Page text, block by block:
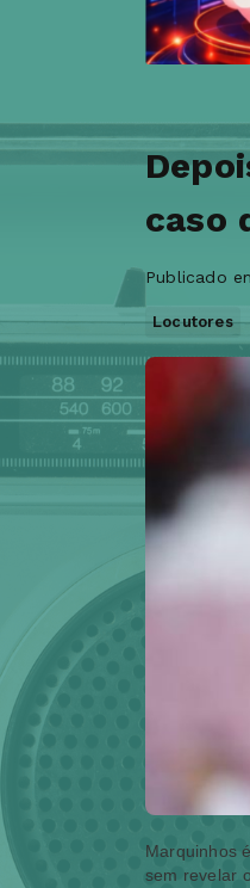
caso
Publicado
Locutores
Marquinhos
sem revelar